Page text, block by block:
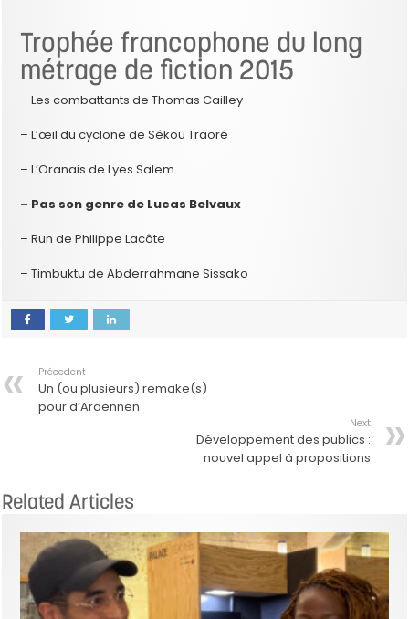
Trophée francophone du long
métrage de fiction 2015
– Les combattants de Thomas Cailley
– L’œil du cyclone de Sékou Traoré
– L’Oranais de Lyes Salem
– Pas son genre de Lucas Belvaux
– Run de Philippe Lacôte
– Timbuktu de Abderrahmane Sissako
Précedent
Un (ou plusieurs) remake(s)
pour d’Ardennen
Next
Développement des publics :
nouvel appel à propositions
Related Articles